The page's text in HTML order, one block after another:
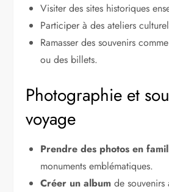
Visiter des sites historiques
Participer à des ateliers
Ramasser des souvenirs
ou des billets.
Photographie et
voyage
Prendre des photos en
monuments emblématiques.
Créer un album de souvenirs